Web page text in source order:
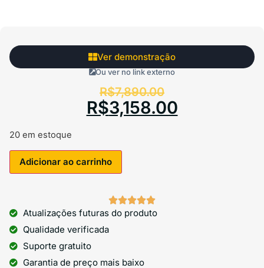
Ver demonstração
Ou ver no link externo
R$7,890.00
R$3,158.00
20 em estoque
Adicionar ao carrinho

Atualizações futuras do produto
Qualidade verificada
Suporte gratuito
Garantia de preço mais baixo